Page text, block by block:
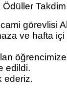
Ödüller
görevlisi
ve hafta içi
öğrencimize
edildi.
ederiz.